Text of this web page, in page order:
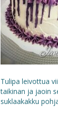
Tulipa leivottua
taikinan ja jaoin
suklaakakku